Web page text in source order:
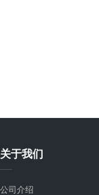
关于我们
公司介绍